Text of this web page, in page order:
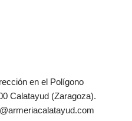
en el Polígono
Calatayud (Zaragoza).